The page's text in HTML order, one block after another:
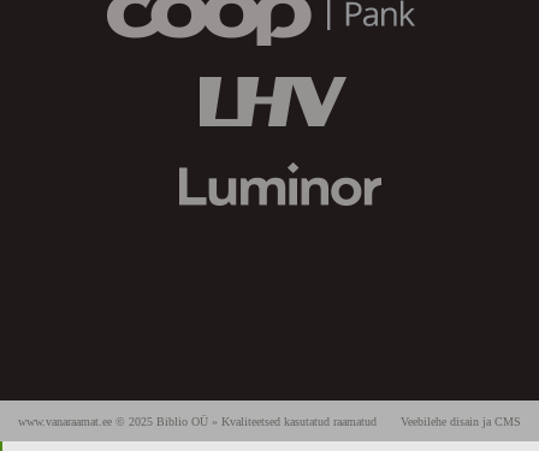
Veebilehe disain ja CMS
www.vanaraamat.ee © 2025 Biblio OÜ » Kvaliteetsed kasutatud raamatud